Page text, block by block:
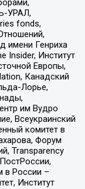
УРАЛ,
fonds,
Генриха
Insider, Институт
Европы,
Канадский
Лорье,
им Вудро
Всеукраинский
комитет в
Форум
Transparеncy
в России –
Институт